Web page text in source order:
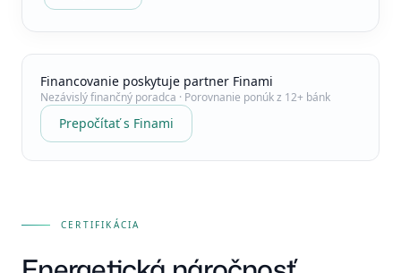
Financovanie poskytuje partner Finami
Nezávislý finančný poradca · Porovnanie ponúk z 12+ bánk
Prepočítať s Finami
CERTIFIKÁCIA